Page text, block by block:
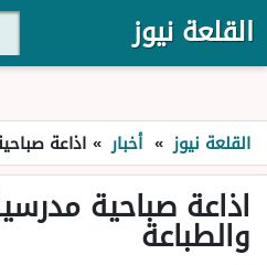
القلعة نيوز
القلعة نيوز » أخبار » اذاعة
اذاعة صباحية
والطباعة